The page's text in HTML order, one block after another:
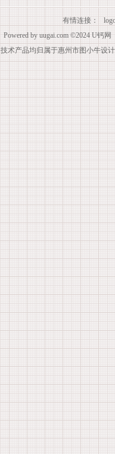
有情连接：
Powered by uugai.com ©2024 U钙网
术产品均归属于惠州市图小牛设